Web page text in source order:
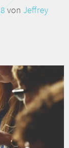
von Jeffrey